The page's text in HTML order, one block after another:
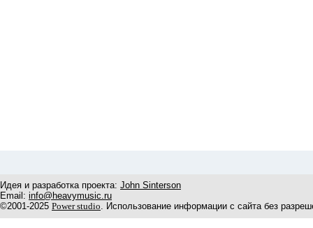
Идея и разработка проекта: John Sinterson
Email: info@heavymusic.ru
©2001-2025 Power studio. Использование информации с сайта без